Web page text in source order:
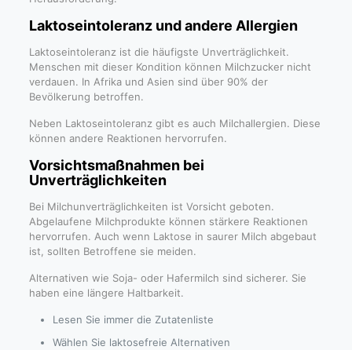
Laktoseintoleranz und andere Allergien
Laktoseintoleranz ist die häufigste Unverträglichkeit.
Menschen mit dieser Kondition können Milchzucker nicht
verdauen. In Afrika und Asien sind über 90% der
Bevölkerung betroffen.
Neben Laktoseintoleranz gibt es auch Milchallergien. Diese
können andere Reaktionen hervorrufen.
Vorsichtsmaßnahmen bei
Unverträglichkeiten
Bei Milchunverträglichkeiten ist Vorsicht geboten.
Abgelaufene Milchprodukte können stärkere Reaktionen
hervorrufen. Auch wenn Laktose in saurer Milch abgebaut
ist, sollten Betroffene sie meiden.
Alternativen wie Soja- oder Hafermilch sind sicherer. Sie
haben eine längere Haltbarkeit.
Lesen Sie immer die Zutatenliste
Wählen Sie laktosefreie Alternativen